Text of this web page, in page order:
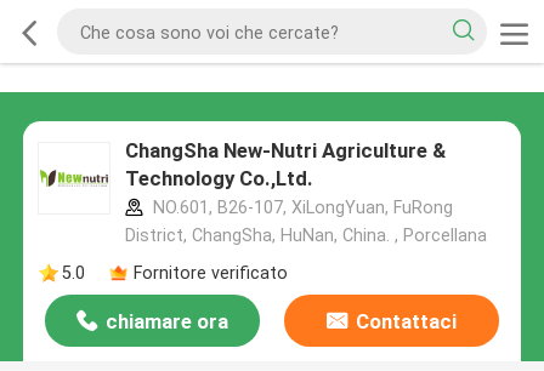
ChangSha New-Nutri Agriculture &
Technology Co.,Ltd.
NO.601, B26-107, XiLongYuan, FuRong
District, ChangSha, HuNan, China. , Porcellana
5.0
Fornitore verificato
chiamare ora Contattaci